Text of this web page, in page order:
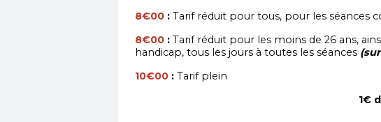
8€00 : Tarif réduit pour tous, pour les séances
8€00 : Tarif réduit pour les moins de 26 ans,
handicap, tous les jours à toutes les séances
10€00 : Tarif plein
1€